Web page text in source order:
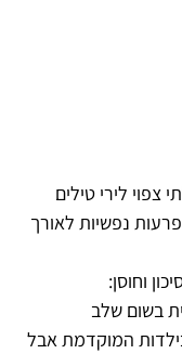
צפוי לירי טילים
נפשיות לאורך
וחוסן:
בשום שלב
המוקדמת אבל